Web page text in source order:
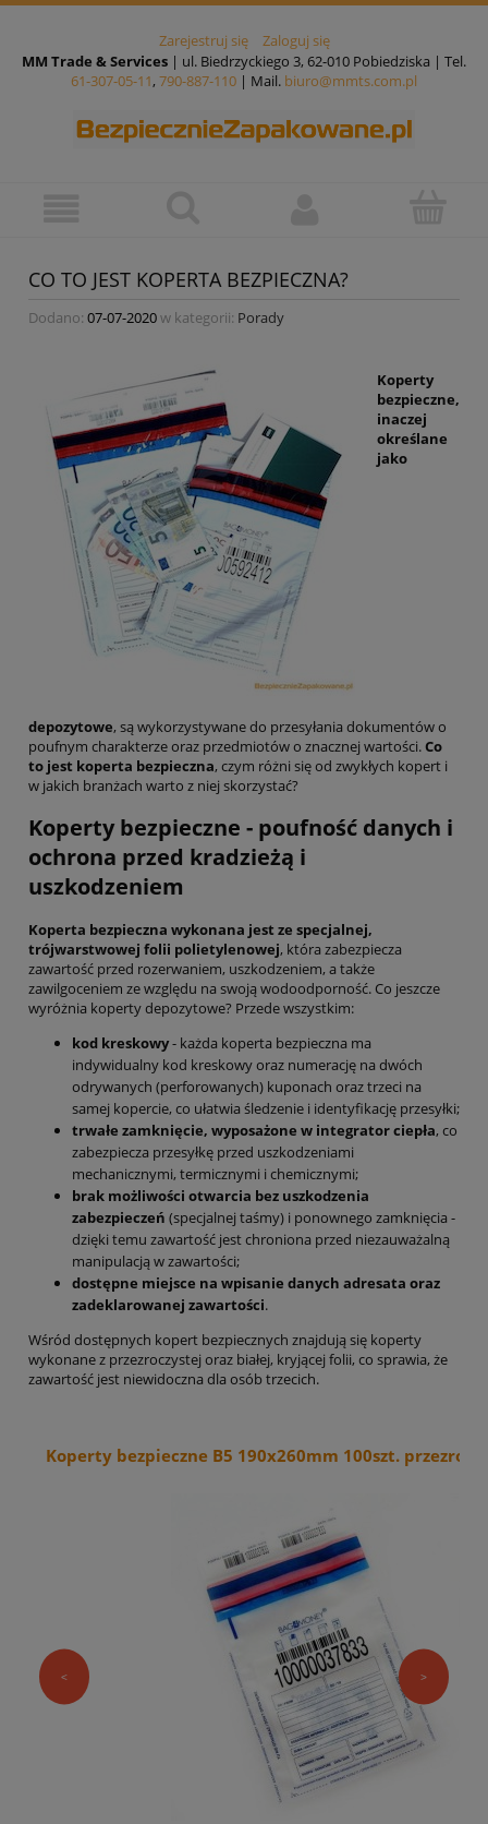
Zarejestruj się
Zaloguj się
MM Trade & Services | ul. Biedrzyckiego 3, 62-010 Pobiedziska | Tel.
61-307-05-11, 790-887-110 | Mail. biuro@mmts.com.pl
CO TO JEST KOPERTA BEZPIECZNA?
Dodano: 07-07-2020w kategorii: Porady
Koperty
bezpieczne,
inaczej
określane
jako
depozytowe, są wykorzystywane do przesyłania dokumentów o
poufnym charakterze oraz przedmiotów o znacznej wartości.Co
to jest koperta bezpieczna, czym różni się od zwykłych kopert i
w jakich branżach warto z niej skorzystać?
Koperty bezpieczne - poufność danych i
ochrona przed kradzieżą i
uszkodzeniem
Koperta bezpieczna wykonana jest ze specjalnej,
trójwarstwowej folii polietylenowej, która zabezpiecza
zawartość przed rozerwaniem, uszkodzeniem, a także
zawilgoceniem ze względu na swoją wodoodporność. Co jeszcze
wyróżnia koperty depozytowe? Przede wszystkim:
kod kreskowy- każda koperta bezpieczna ma
indywidualny kod kreskowy oraz numerację na dwóch
odrywanych (perforowanych) kuponach oraz trzeci na
samej kopercie, co ułatwia śledzenie i identyfikację przesyłki;
trwałe zamknięcie, wyposażone w integrator ciepła, co
zabezpiecza przesyłkę przed uszkodzeniami
mechanicznymi, termicznymi i chemicznymi;
brak możliwości otwarcia bez uszkodzenia
zabezpieczeń (specjalnej taśmy) i ponownego zamknięcia -
dzięki temu zawartość jest chroniona przed niezauważalną
manipulacją w zawartości;
dostępne miejsce na wpisanie danych adresata oraz
zadeklarowanej zawartości.
Wśród dostępnych kopert bezpiecznych znajdują się koperty
wykonane z przezroczystej oraz białej, kryjącej folii, co sprawia, że
zawartość jest niewidoczna dla osób trzecich.
Koperty bezpieczne B5 190x260mm 100szt.
< >